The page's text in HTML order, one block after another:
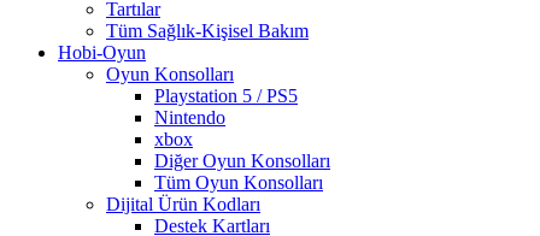
Tartılar
Tüm Sağlık-Kişisel Bakım
Hobi-Oyun
Oyun Konsolları
Playstation 5 / PS5
Nintendo
xbox
Diğer Oyun Konsolları
Tüm Oyun Konsolları
Dijital Ürün Kodları
Destek Kartları